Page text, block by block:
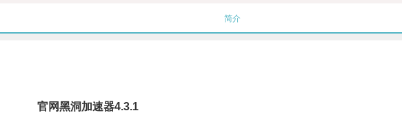
简介
官网黑洞加速器4.3.1